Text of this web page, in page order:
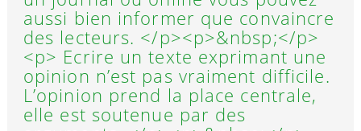
aussi bien informer que convaincre
des lecteurs. </p><p>&nbsp;</p>
<p> Ecrire un texte exprimant une
opinion n’est pas vraiment difficile.
L’opinion prend la place centrale,
elle est soutenue par des